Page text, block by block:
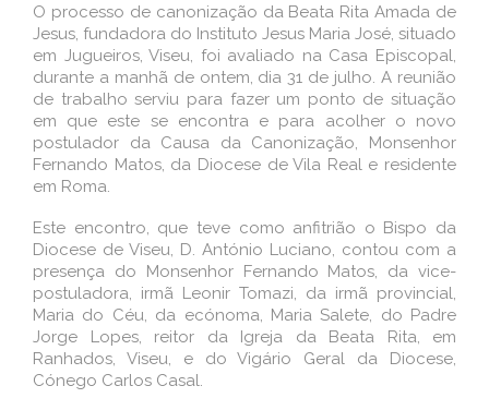
O processo de canonização da Beata Rita Amada de
Jesus, fundadora do Instituto Jesus Maria José, situado
em Jugueiros, Viseu, foi avaliado na Casa Episcopal,
durante a manhã de ontem, dia 31 de julho. A reunião
de trabalho serviu para fazer um ponto de situação
em que este se encontra e para acolher o novo
postulador da Causa da Canonização, Monsenhor
Fernando Matos, da Diocese de Vila Real e residente
em Roma.
Este encontro, que teve como anfitrião o Bispo da
Diocese de Viseu, D. António Luciano, contou com a
presença do Monsenhor Fernando Matos, da vice-
postuladora, irmã Leonir Tomazi, da irmã provincial,
Maria do Céu, da ecónoma, Maria Salete, do Padre
Jorge Lopes, reitor da Igreja da Beata Rita, em
Ranhados, Viseu, e do Vigário Geral da Diocese,
Cónego Carlos Casal.